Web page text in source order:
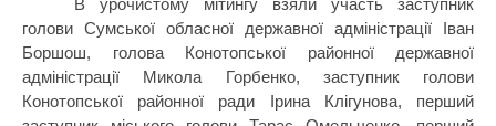
В урочистому мітингу взяли участь заступник
голови Сумської обласної державної адміністрації Іван
Боршош, голова Конотопської районної державної
адміністрації Микола Горбенко, заступник голови
Конотопської районної ради Ірина Клігунова, перший